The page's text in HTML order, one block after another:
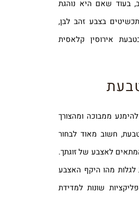
בעוד שאם היא נוהגת
בצבע זהב לבן,
אירוסין קלאסית
ממבוכה ומהצורך
חשוב מאוד לבחור
לאצבע של זוגתך.
מהו היקף האצבע
שונות למדידת